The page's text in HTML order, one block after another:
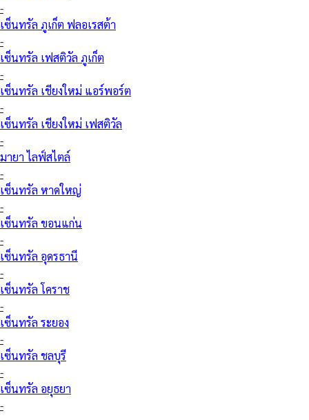
-
เซ็นทรัล ภูเก็ต ฟลอเรสต้า
-
เซ็นทรัล เฟสติวัล ภูเก็ต
-
เซ็นทรัล เชียงใหม่ แอร์พอร์ต
-
เซ็นทรัล เชียงใหม่ เฟสติวัล
-
มายา ไลฟ์สไตล์
-
เซ็นทรัล หาดใหญ่
-
เซ็นทรัล ขอนแก่น
-
เซ็นทรัล อุดรธานี
-
เซ็นทรัล โคราช
-
เซ็นทรัล ระยอง
-
เซ็นทรัล ชลบุรี
-
เซ็นทรัล อยุธยา
-